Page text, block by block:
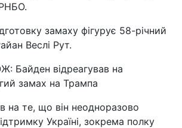
замаху фігурує 58-річний
Веслі Рут.
Байден відреагував на
замах на Трампа
на те, що він неодноразово
Україні, зокрема полку